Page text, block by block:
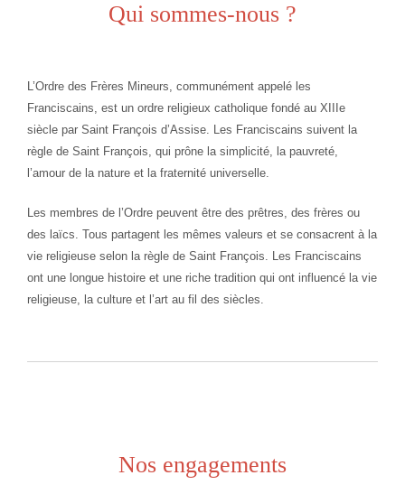
Qui sommes-nous ?
L’Ordre des Frères Mineurs, communément appelé les
Franciscains, est un ordre religieux catholique fondé au XIIIe
siècle par Saint François d’Assise. Les Franciscains suivent la
règle de Saint François, qui prône la simplicité, la pauvreté,
l’amour de la nature et la fraternité universelle.
Les membres de l’Ordre peuvent être des prêtres, des frères ou
des laïcs. Tous partagent les mêmes valeurs et se consacrent à la
vie religieuse selon la règle de Saint François. Les Franciscains
ont une longue histoire et une riche tradition qui ont influencé la vie
religieuse, la culture et l’art au fil des siècles.
Nos engagements